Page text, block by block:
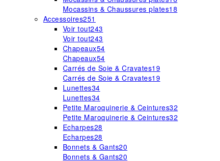
Mocassins & Chaussures plates18
Accessoires251
Voir tout243
Voir tout243
Chapeaux54
Chapeaux54
Carrés de Soie & Cravates19
Carrés de Soie & Cravates19
Lunettes34
Lunettes34
Petite Maroquinerie & Ceintures32
Petite Maroquinerie & Ceintures32
Echarpes28
Echarpes28
Bonnets & Gants20
Bonnets & Gants20